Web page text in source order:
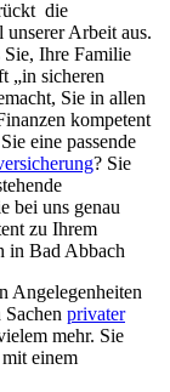
die
unserer Arbeit aus.
Ihre Familie
„in sicheren
Sie in allen
kompetent
eine passende
? Sie
bei uns genau
zu Ihrem
in Bad Abbach
Angelegenheiten
privater
mehr. Sie
einem